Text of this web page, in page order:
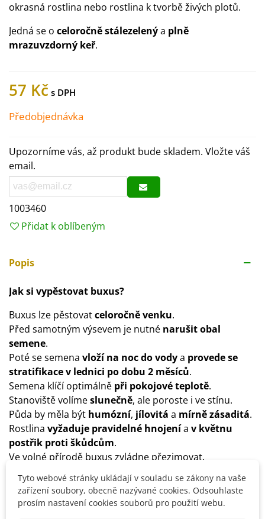
okrasná rostlina nebo rostlina k tvorbě živých plotů.
Jedná se o celoročně stálezelenýa plně
mrazuvzdorný keř.
57 Kč
Předobjednávka
Upozorníme vás, až produkt bude skladem. Vložte váš
email.
1003460
Přidat k oblíbeným
Popis
Jak si vypěstovat buxus?
Buxus lze pěstovatceloročně venku.
Před samotným výsevem je nutné narušit obal
semene.
Poté se semena vloží na noc do vodya provede se
stratifikace v lednici po dobu 2 měsíců.
Semena klíčí optimálně při pokojové teplotě.
Stanoviště volímeslunečně, ale poroste i ve stínu.
Půda by měla být humózní, jílovitá a mírně zásaditá.
Rostlina vyžaduje pravidelné hnojenía v květnu
postřik proti škůdcům.
Ve volné přírodě buxus zvládne přezimovat.
Detaily produktu
Tyto webové stránky ukládají v souladu se zákony na vaše
zařízení soubory, obecně nazývané cookies. Odsouhlaste
prosím nastavení cookies souborů pro použití webu.